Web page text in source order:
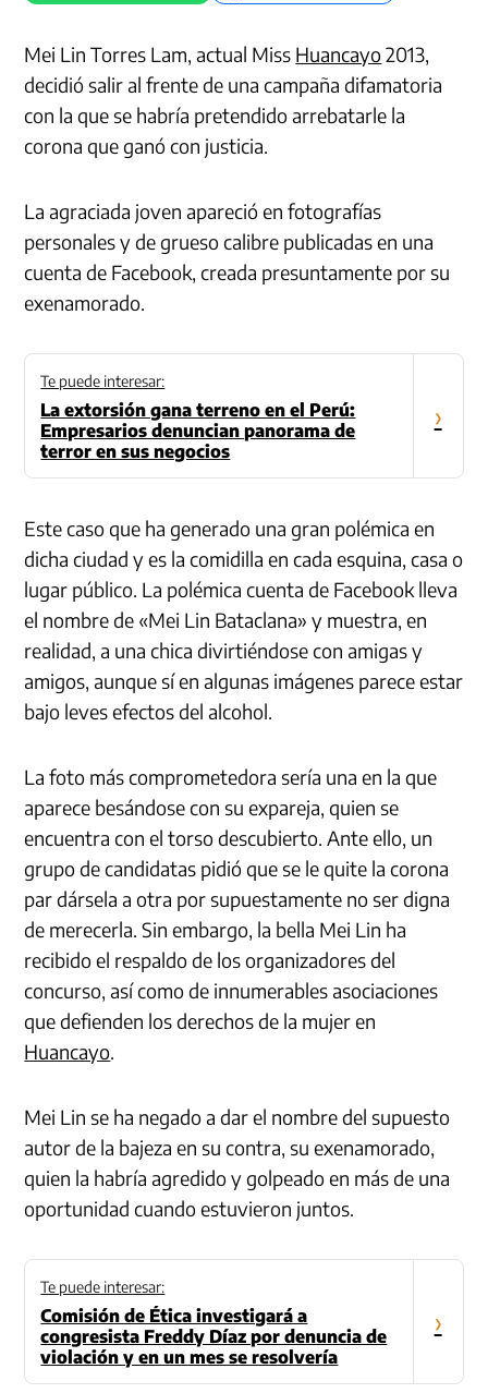
Mei Lin Torres Lam, actual Miss Huancayo2013,
decidió salir al frente de una campaña difamatoria
con la que se habría pretendido arrebatarle la
corona que ganó con justicia.
La agraciada joven apareció en fotografías
personales y de grueso calibre publicadas en una
cuenta de Facebook, creada presuntamente por su
exenamorado.
Te puede interesar:
La extorsión gana terreno en el Perú:
Empresarios denuncian panorama de
terror en sus negocios
›
Este caso que ha generado una gran polémica en
dicha ciudad y es la comidilla en cada esquina, casa o
lugar público. La polémica cuenta de Facebook lleva
el nombre de «Mei Lin Bataclana» y muestra, en
realidad, a una chica divirtiéndose con amigas y
amigos, aunque sí en algunas imágenes parece estar
bajo leves efectos del alcohol.
La foto más comprometedora sería una en la que
aparece besándose con su expareja, quien se
encuentra con el torso descubierto. Ante ello, un
grupo de candidatas pidió que se le quite la corona
par dársela a otra por supuestamente no ser digna
de merecerla. Sin embargo, la bella Mei Lin ha
recibido el respaldo de los organizadores del
concurso, así como de innumerables asociaciones
que defienden los derechos de la mujer en
Huancayo.
Mei Lin se ha negado a dar el nombre del supuesto
autor de la bajeza en su contra, su exenamorado,
quien la habría agredido y golpeado en más de una
oportunidad cuando estuvieron juntos.
Te puede interesar:
Comisión de Ética investigará a
congresista Freddy Díaz por denuncia de
violación y en un mes se resolvería
›